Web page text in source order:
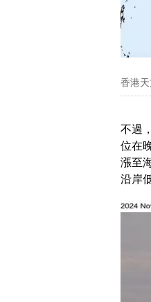
香港
不過
位在
漲至
沿岸